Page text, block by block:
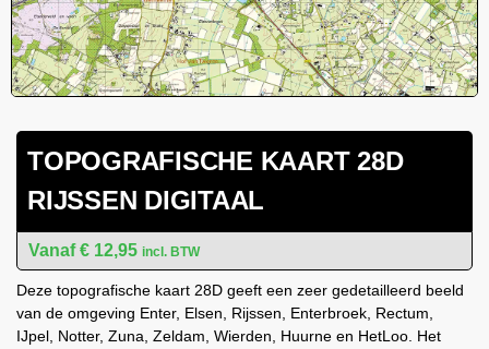
TOPOGRAFISCHE KAART 28D
RIJSSEN DIGITAAL
€ 12,95 incl. BTW
Deze topografische kaart 28D geeft een zeer gedetailleerd beeld
van de omgeving Enter, Elsen, Rijssen, Enterbroek, Rectum,
IJpel, Notter, Zuna, Zeldam, Wierden, Huurne en HetLoo. Het